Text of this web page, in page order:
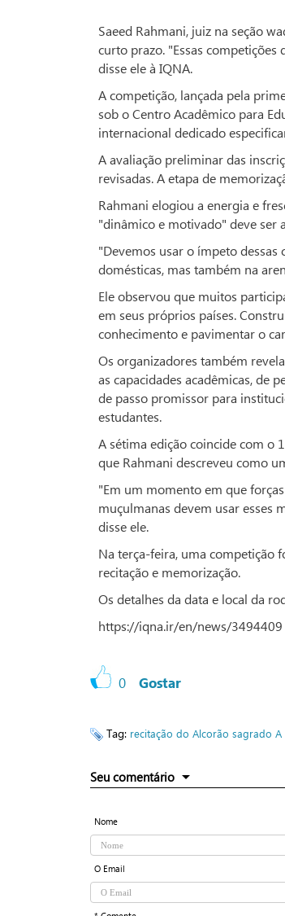
Saeed Rahmani, juiz na seção
curto prazo. "Essas
disse ele à IQNA.
A competição, lançada pela
sob o Centro Acadêmico para
internacional dedicado
A avaliação preliminar das
revisadas. A etapa de
Rahmani elogiou a energia e
"dinâmico e motivado" deve ser
"Devemos usar o ímpeto
domésticas, mas também na
Ele observou que muitos
em seus próprios países.
conhecimento e pavimentar o
Os organizadores também
as capacidades acadêmicas, de
de passo promissor para
estudantes.
A sétima edição coincide com o
que Rahmani descreveu como
"Em um momento em que
muçulmanas devem usar esses
disse ele.
Na terça-feira, uma competição
recitação e memorização.
Os detalhes da data e local da
https://iqna.ir/en/news/3494409
0 Gostar
Tag: recitação do Alcorão sagrado A
Seu comentário
Nome
O Email